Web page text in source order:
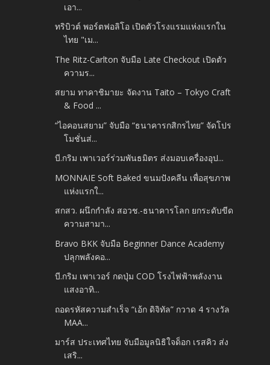
เอา...
ทริบิวต์ พอร์ตฟอลิโอ เปิดตัวโรงแรมแห่งแรกใน
ไทย "เม...
The Ritz-Carlton จับมือ Late Checkout เปิดตัว
ความร...
สยาม ทาคาชิมายะ จัดงาน Taito – Tokyo Craft
& Food ...
“ไอคอนสยาม” จับมือ “ธนาคารกสิกรไทย” จัดโปร
โมชั่นส่...
บี.กริม เพาเวอร์ร่วมพันธมิตร​ ส่งมอบเครื่องอุป...
MONNAIE Soft Baked ขนมปังคลีน เพื่อสุขภาพ
แห่งแรกใ...
สกสว. ผนึกกำลัง สอวช.-ธนาคารโลก ยกระดับขีด
ความสามา...
Bravo BKK จับมือ Beginner Dance Academy
ปลุกพลังคอ...
บี.กริม เพาเวอร์ กดปุ่ม COD โรงไฟฟ้าพลังงาน
แสงอาทิ...
ถอดรหัสความสำเร็จ “เอ้ก ดิจิทัล” กวาด 4 รางวัล
MAA...
มาร์ส ประเทศไทย จับมือมูลนิธิใจด็อก เรสคิว ส่ง
เสริ...